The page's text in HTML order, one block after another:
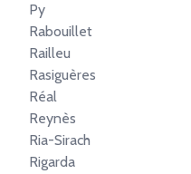
Py
Rabouillet
Railleu
Rasiguères
Réal
Reynès
Ria-Sirach
Rigarda